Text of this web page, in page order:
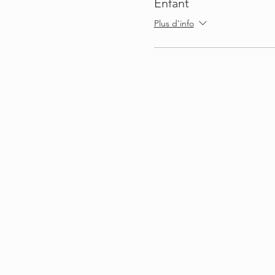
Enfant
Plus d'info